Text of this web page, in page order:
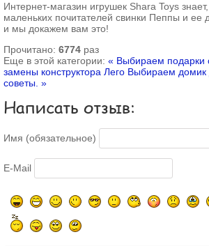
Интернет-магазин игрушек Shara Toys
маленьких почитателей свинки Пеппы и ее
и мы докажем вам это!
Прочитано: 6774 раз
Еще в этой категории: « Выбираем подарки
замены конструктора Лего Выбираем домик
советы. »
Написать отзыв:
Имя (обязательное)
E-Mail